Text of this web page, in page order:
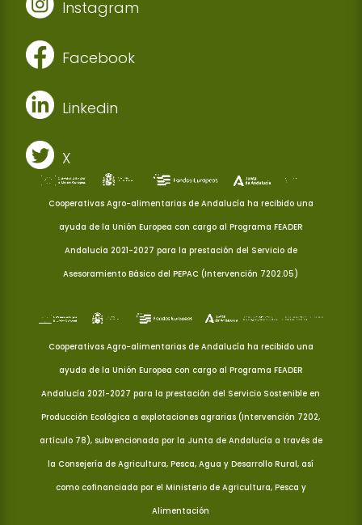
Instagram
Facebook
Linkedin
X
Cooperativas Agro-alimentarias de Andalucía ha recibido una
ayuda de la Unión Europea con cargo al Programa FEADER
Andalucía 2021-2027 para la prestación del Servicio de
Asesoramiento Básico del PEPAC (Intervención 7202.05)
Cooperativas Agro-alimentarias de Andalucía ha recibido una
ayuda de la Unión Europea con cargo al Programa FEADER
Andalucía 2021-2027 para la prestación del Servicio Sostenible en
Producción Ecológica a explotaciones agrarias (Intervención 7202,
artículo 78), subvencionada por la Junta de Andalucía a través de
la Consejería de Agricultura, Pesca, Agua y Desarrollo Rural, así
como cofinanciada por el Ministerio de Agricultura, Pesca y
Alimentación